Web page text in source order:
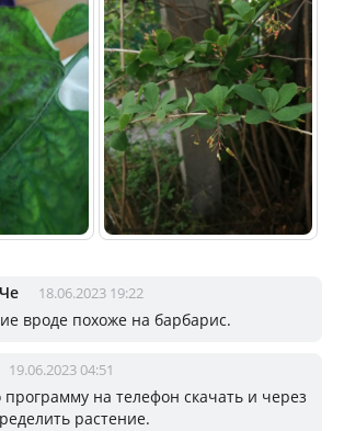
18.06.2023 19:22
вроде похоже на барбарис.
19.06.2023 04:51
на телефон скачать и через
растение.